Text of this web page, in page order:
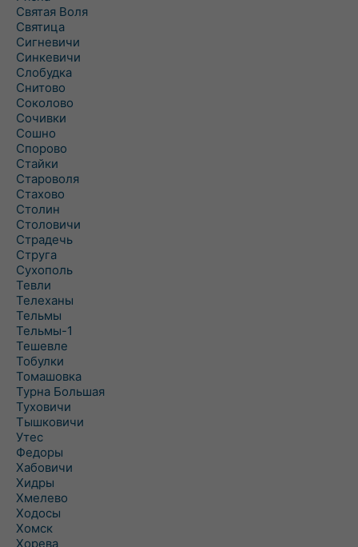
Святая Воля
Святица
Сигневичи
Синкевичи
Слобудка
Снитово
Соколово
Сочивки
Сошно
Спорово
Стайки
Староволя
Стахово
Столин
Столовичи
Страдечь
Струга
Сухополь
Тевли
Телеханы
Тельмы
Тельмы-1
Тешевле
Тобулки
Томашовка
Турна Большая
Туховичи
Тышковичи
Утес
Федоры
Хабовичи
Хидры
Хмелево
Ходосы
Хомск
Хорева